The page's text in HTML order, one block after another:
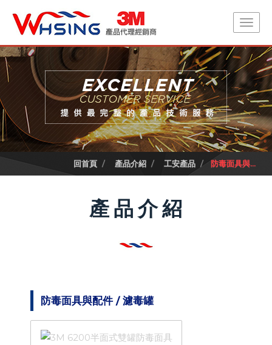
回首頁 產品介紹 工安產品 防毒面具與...
產品介紹
防毒面具與配件 / 濾毒罐